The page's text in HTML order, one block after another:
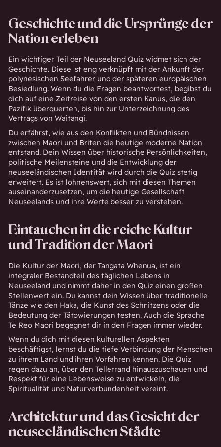
Geschichte und die Ursprünge der
Nation erleben
Ein wichtiger Teil der Neuseeland Quiz widmet sich der
Geschichte. Diese ist eng verknüpft mit der Ankunft der
polynesischen Seefahrer und der späteren europäischen
Besiedlung. Wenn du die Fragen beantwortest, begibst du
dich auf eine Zeitreise von den ersten Kanus, die den
Pazifik überquerten, bis hin zur Unterzeichnung des
Vertrags von Waitangi.
Du erfährst, wie aus den Konflikten und Bündnissen
zwischen Maori und Briten die heutige moderne Nation
entstand. Dein Wissen über historische Persönlichkeiten,
politische Meilensteine und die Entwicklung der
neuseeländischen Identität wird durch die Quiz stetig
erweitert. Es ist lohnenswert, sich mit diesen Themen
auseinanderzusetzen, um die heutige Gesellschaft
Neuseelands und ihre Werte besser zu verstehen.
Eintauchen in die reiche Kultur
und Tradition der Maori
Die Kultur der Maori, der Tangata Whenua, ist ein
integraler Bestandteil des täglichen Lebens in
Neuseeland und nimmt daher in den Quiz einen großen
Stellenwert ein. Du kannst dein Wissen über traditionelle
Tänze wie den Haka, die Kunst des Schnitzens oder die
Bedeutung der Tätowierungen testen. Auch die Sprache
Te Reo Maori begegnet dir in den Fragen immer wieder.
Wenn du dich mit diesen kulturellen Aspekten
beschäftigst, lernst du die tiefe Verbindung der Menschen
zu ihrem Land und ihren Vorfahren kennen. Die Quiz
regen dazu an, über den Tellerrand hinauszuschauen und
Respekt für eine Lebensweise zu entwickeln, die
Spiritualität und Naturverbundenheit vereint.
Architektur und das Gesicht der
neuseeländischen Städte